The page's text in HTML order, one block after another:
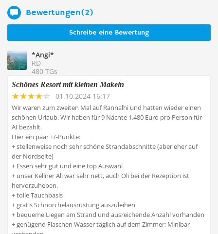
Bewertungen(2)
Schreibe eine Bewertung
*Angi*
RD
480 TGs
Schönes Resort mit kleinen Makeln
01.10.2024 16:17
Wir waren zum zweiten Mal auf Rannalhi und hatten wieder einen
schönen Urlaub. Wir haben für 9 Nächte 1.480 Euro pro Person für
AI bezahlt.
Hier ein paar +/-Punkte:
+ stellenweise noch sehr schöne Strandabschnitte (aber eher auf
der Nordseite)
+ Essen sehr gut und eine top Auswahl
+ unser Kellner Ali war sehr nett, auch Oli bei der Rezeption ist
hervorzuheben.
+ tolle Tauchbasis
+ gratis Schnorchelausrüstung auszuleihen
+ bequeme Liegen am Strand und ausreichende Anzahl vorhanden
+ genügend Flaschen Wasser täglich auf dem Zimmer; Minibar